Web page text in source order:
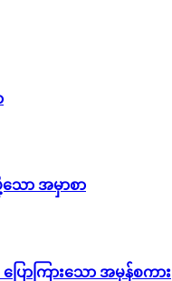
သော အမှာစာ
ြောကြားသော အမှန်စကား